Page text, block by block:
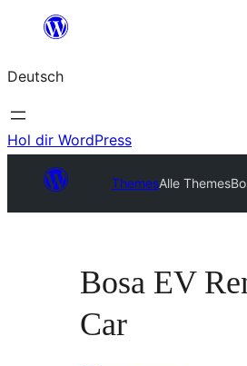
springen
Deutsch
Hol dir WordPress
ThemesAlle Themes
Bosa EV
Car